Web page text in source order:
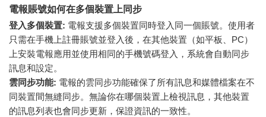
電報賬號如何在多個裝置上同步
登入多個裝置: 電報支援多個裝置同時登入同一個賬號。使用者
只需在手機上註冊賬號並登入後，在其他裝置（如平板、PC）
上安裝電報應用並使用相同的手機號碼登入，系統會自動同步
訊息和設定。
雲同步功能: 電報的雲同步功能確保了所有訊息和媒體檔案在不
同裝置間無縫同步。無論你在哪個裝置上檢視訊息，其他裝置
的訊息列表也會同步更新，保證資訊的一致性。